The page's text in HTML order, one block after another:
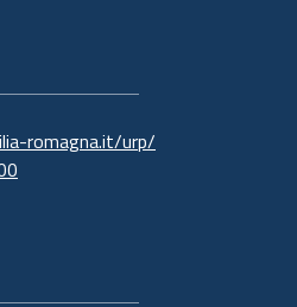
romagna.it/urp/